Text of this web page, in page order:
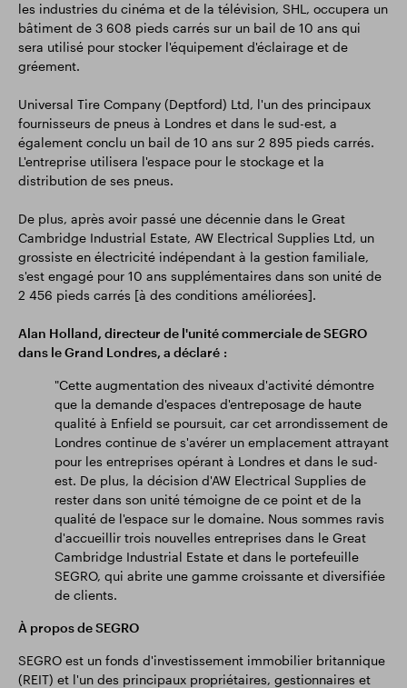
les industries du cinéma et de la télévision, SHL, occupera un
bâtiment de 3 608 pieds carrés sur un bail de 10 ans qui
sera utilisé pour stocker l'équipement d'éclairage et de
gréement.
Universal Tire Company (Deptford) Ltd, l'un des principaux
fournisseurs de pneus à Londres et dans le sud-est, a
également conclu un bail de 10 ans sur 2 895 pieds carrés.
L'entreprise utilisera l'espace pour le stockage et la
distribution de ses pneus.
De plus, après avoir passé une décennie dans le Great
Cambridge Industrial Estate, AW Electrical Supplies Ltd, un
grossiste en électricité indépendant à la gestion familiale,
s'est engagé pour 10 ans supplémentaires dans son unité de
2 456 pieds carrés [à des conditions améliorées].
Alan Holland, directeur de l'unité commerciale de SEGRO
dans le Grand Londres, a déclaré :
"Cette augmentation des niveaux d'activité démontre
que la demande d'espaces d'entreposage de haute
qualité à Enfield se poursuit, car cet arrondissement de
Londres continue de s'avérer un emplacement attrayant
pour les entreprises opérant à Londres et dans le sud-
est. De plus, la décision d'AW Electrical Supplies de
rester dans son unité témoigne de ce point et de la
qualité de l'espace sur le domaine. Nous sommes ravis
d'accueillir trois nouvelles entreprises dans le Great
Cambridge Industrial Estate et dans le portefeuille
SEGRO, qui abrite une gamme croissante et diversifiée
de clients.
À propos de SEGRO
SEGRO est un fonds d'investissement immobilier britannique
(REIT) et l'un des principaux propriétaires, gestionnaires et